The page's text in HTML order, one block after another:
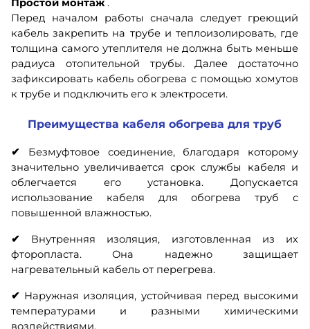
Простой монтаж .
Перед началом работы сначала следует греющий
кабель закрепить на трубе и теплоизолировать, где
толщина самого утеплителя не должна быть меньше
радиуса отопительной трубы. Далее достаточно
зафиксировать кабель обогрева с помощью хомутов
к трубе и подключить его к электросети.
Преимущества кабеля обогрева для труб
✔
Безмуфтовое соединение, благодаря которому
значительно увеличивается срок службы кабеля и
облегчается его установка. Допускается
использование кабеля для обогрева труб с
повышенной влажностью.
✔
Внутренняя изоляция, изготовленная из их
фторопласта. Она надежно защищает
нагревательный кабель от перегрева.
✔ Наружная изоляция, устойчивая перед высокими
температурами и разными химическими
воздействиями.